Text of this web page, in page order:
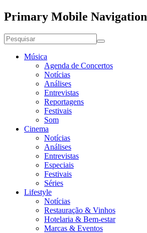
Primary Mobile Navigation
Música
Agenda de Concertos
Notícias
Análises
Entrevistas
Reportagens
Festivais
Som
Cinema
Notícias
Análises
Entrevistas
Especiais
Festivais
Séries
Lifestyle
Notícias
Restauração & Vinhos
Hotelaria & Bem-estar
Marcas & Eventos